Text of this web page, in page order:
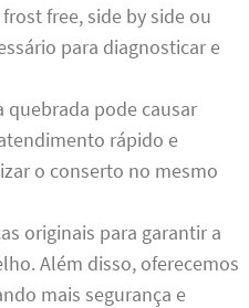
free, side by side ou
para diagnosticar e
quebrada pode causar
rápido e
o conserto no mesmo
originais para garantir a
Além disso, oferecemos
mais segurança e